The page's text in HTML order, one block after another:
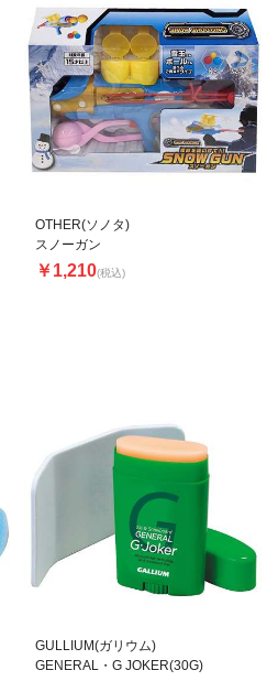
OTHER(ソノタ)
スノーガン
￥1,210(税込)
GULLIUM(ガリウム)
GENERAL・G JOKER(30G)